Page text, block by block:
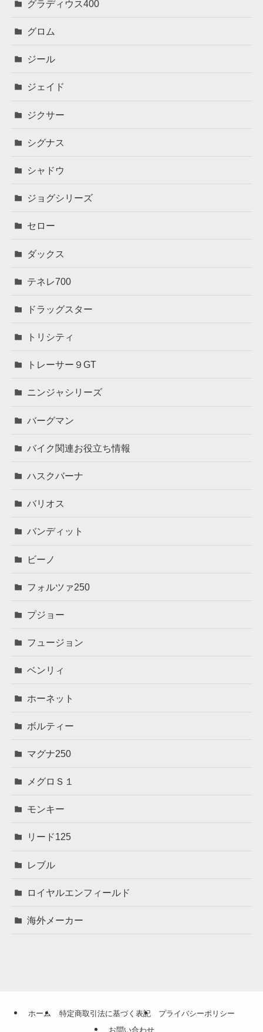
グラディウス400
グロム
ジール
ジェイド
ジクサー
シグナス
シャドウ
ジョグシリーズ
セロー
ダックス
テネレ700
ドラッグスター
トリシティ
トレーサー９GT
ニンジャシリーズ
バーグマン
バイク関連お役立ち情報
ハスクバーナ
バリオス
バンディット
ビーノ
フォルツァ250
プジョー
フュージョン
ベンリィ
ホーネット
ボルティー
マグナ250
メグロＳ１
モンキー
リード125
レブル
ロイヤルエンフィールド
海外メーカー
ホーム 特定商取引法に基づく表記
プライバシーポリシー
お問い合わせ